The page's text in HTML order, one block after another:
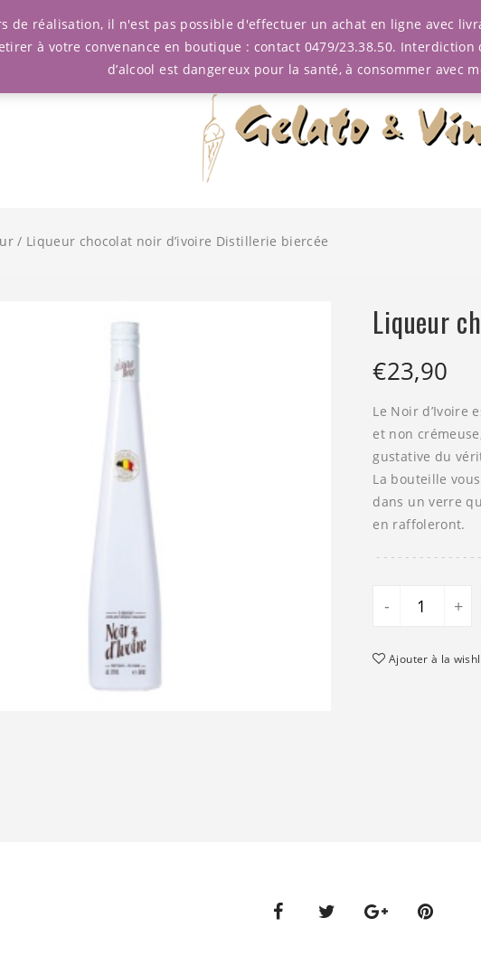
/ Liqueur chocolat noir d’ivoire Distillerie biercée
Liqueur
€23,90
Le Noir d’Ivoire
et non
gustative du
La bouteille
dans un verre
en raffoleront.
- +
Ajouter à la
de réalisation, il n'est pas possible d'effectuer un achat en ligne avec
à votre convenance en boutique : contact 0479/23.38.50. Interdiction
d’alcool est dangereux pour la santé, à consommer avec